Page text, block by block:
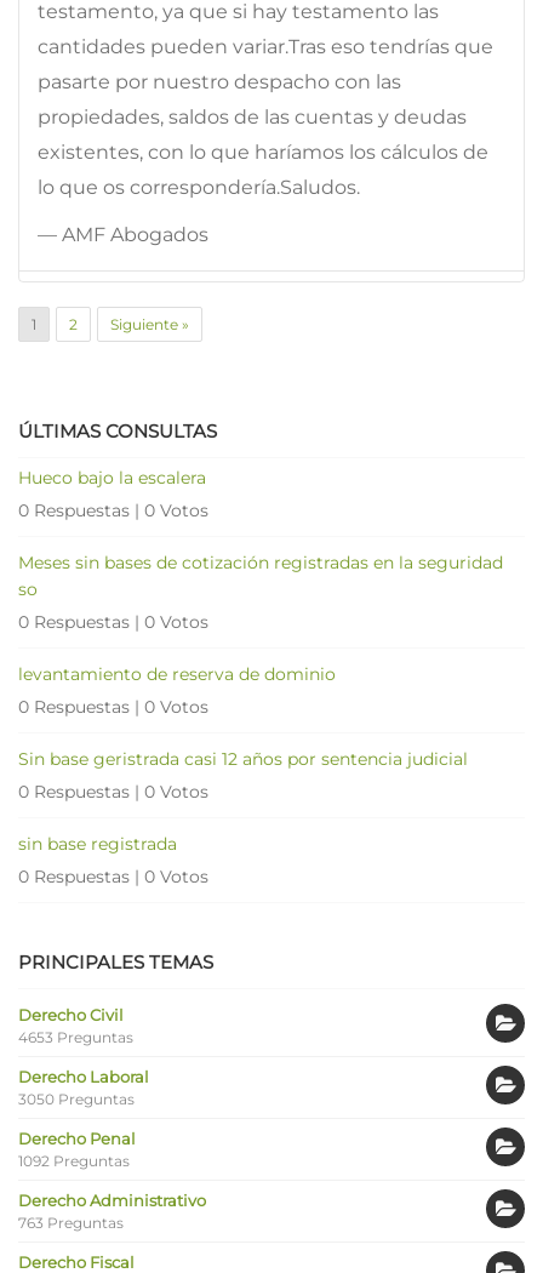
testamento, ya que si hay testamento las
cantidades pueden variar.Tras eso tendrías que
pasarte por nuestro despacho con las
propiedades, saldos de las cuentas y deudas
existentes, con lo que haríamos los cálculos de
lo que os correspondería.Saludos.
— AMF Abogados
1 2 Siguiente »
ÚLTIMAS CONSULTAS
Hueco bajo la escalera
0 Respuestas | 0 Votos
Meses sin bases de cotización registradas en la seguridad
so
0 Respuestas | 0 Votos
levantamiento de reserva de dominio
0 Respuestas | 0 Votos
Sin base geristrada casi 12 años por sentencia judicial
0 Respuestas | 0 Votos
sin base registrada
0 Respuestas | 0 Votos
PRINCIPALES TEMAS
Derecho Civil
4653 Preguntas
Derecho Laboral
3050 Preguntas
Derecho Penal
1092 Preguntas
Derecho Administrativo
763 Preguntas
Derecho Fiscal